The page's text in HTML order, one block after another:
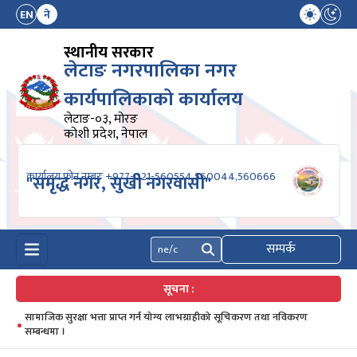
EN ने
स्थानीय सरकार
लेटाङ नगरपालिका नगर
कार्यपालिकाको कार्यालय
लेटाङ-०३, मोरङ
कोशी प्रदेश, नेपाल
कार्यालय फोन नम्बरः +977-021-560554,560044,560666
"समृद्ध नगर, सुखी नगरवासी"
खोज्नुहोस् सम्पर्क
सूचना :
सामाजिक सुरक्षा भत्ता प्राप्त गर्न योग्य लाभग्राहीको सूचिकरण तथा नविकरण
सम्बन्धमा ।